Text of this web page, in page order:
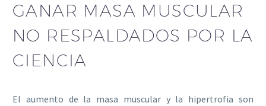
GANAR MASA MUSCULAR
NO RESPALDADOS POR LA
CIENCIA
El aumento de la masa muscular y la hipertrofia son